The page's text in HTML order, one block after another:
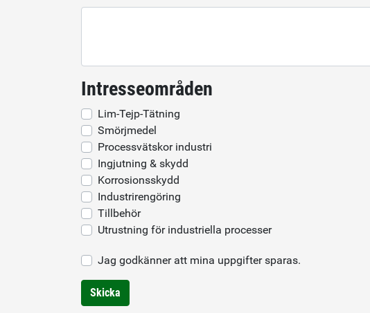
Intresseområden
Lim-Tejp-Tätning
Smörjmedel
Processvätskor industri
Ingjutning & skydd
Korrosionsskydd
Industrirengöring
Tillbehör
Utrustning för industriella processer
Jag godkänner att mina uppgifter sparas.
Skicka